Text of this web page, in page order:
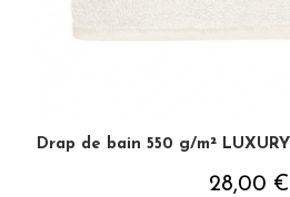
Drap de bain 550 g/m² LUXURY
28,00 €